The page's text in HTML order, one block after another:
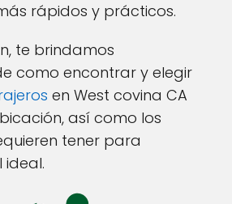
rápidos y prácticos.
te brindamos
como encontrar y elegir
en West covina CA
así como los
tener para
ideal.